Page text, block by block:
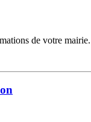
de votre mairie.